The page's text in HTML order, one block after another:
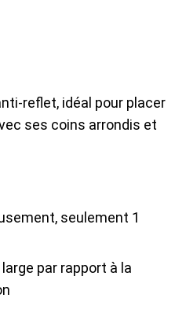
reflet, idéal pour placer
ses coins arrondis et
seulement 1
par rapport à la